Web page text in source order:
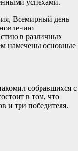
успехами.
Всемирный день
в различных
намечены основные
собравшихся с
в том, что
и три победителя.